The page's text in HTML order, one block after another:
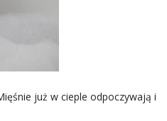
już w cieple odpoczywają i